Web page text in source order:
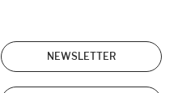
NEWSLETTER